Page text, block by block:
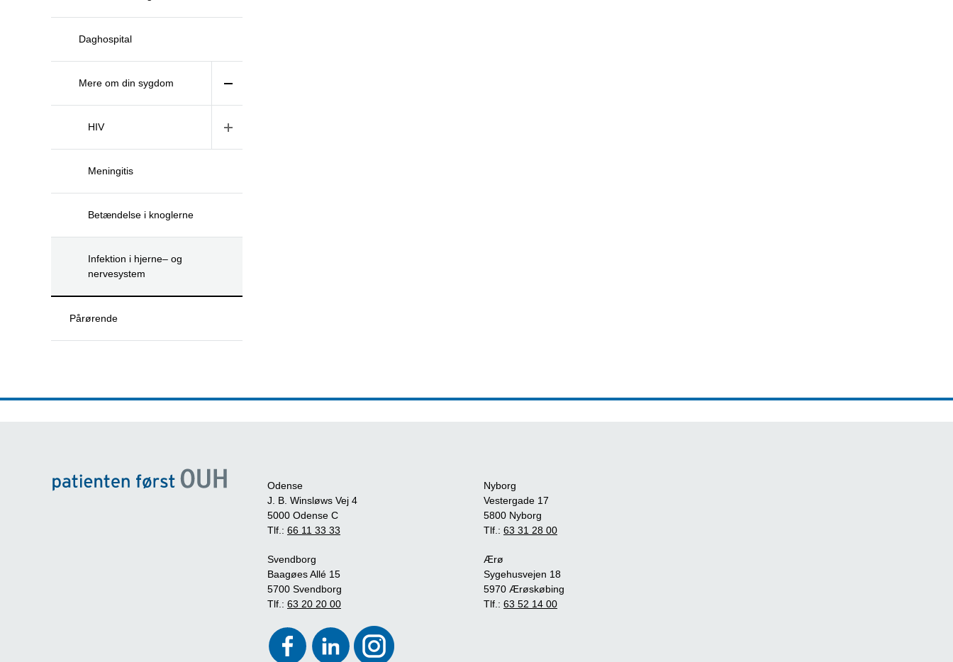
Daghospital
Mere om din sygdom
HIV
Meningitis
Betændelse i knoglerne
Infektion i hjerne– og
nervesystem
Pårørende
Odense
J. B. Winsløws Vej 4
5000 Odense C
Tlf.: 66 11 33 33
Svendborg
Baagøes Allé 15
5700 Svendborg
Tlf.: 63 20 20 00
Nyborg
Vestergade 17
5800 Nyborg
Tlf.: 63 31 28 00
Ærø
Sygehusvejen 18
5970 Ærøskøbing
Tlf.: 63 52 14 00